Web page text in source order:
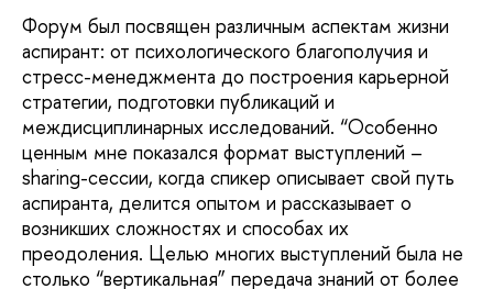
Форум был посвящен различным аспектам жизни
аспирант: от психологического благополучия и
стресс-менеджмента до построения карьерной
стратегии, подготовки публикаций и
междисциплинарных исследований. “Особенно
ценным мне показался формат выступлений –
sharing-сессии, когда спикер описывает свой путь
аспиранта, делится опытом и рассказывает о
возникших сложностях и способах их
преодоления. Целью многих выступлений была не
столько “вертикальная” передача знаний от более